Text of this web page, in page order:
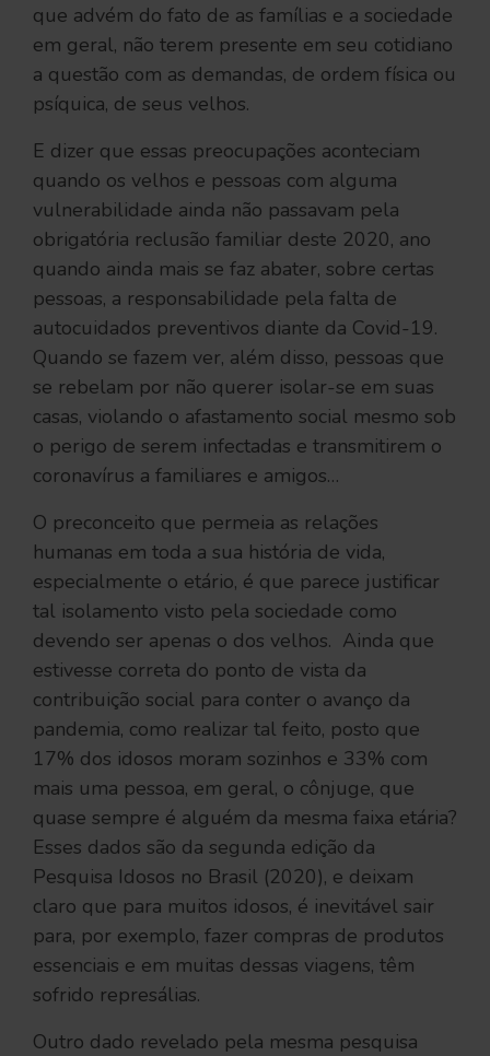
que advém do fato de as famílias e a sociedade
em geral, não terem presente em seu cotidiano
a questão com as demandas, de ordem física ou
psíquica, de seus velhos.
E dizer que essas preocupações aconteciam
quando os velhos e pessoas com alguma
vulnerabilidade ainda não passavam pela
obrigatória reclusão familiar deste 2020, ano
quando ainda mais se faz abater, sobre certas
pessoas, a responsabilidade pela falta de
autocuidados preventivos diante da Covid-19.
Quando se fazem ver, além disso, pessoas que
se rebelam por não querer isolar-se em suas
casas, violando o afastamento social mesmo sob
o perigo de serem infectadas e transmitirem o
coronavírus a familiares e amigos…
O preconceito que permeia as relações
humanas em toda a sua história de vida,
especialmente o etário, é que parece justificar
tal isolamento visto pela sociedade como
devendo ser apenas o dos velhos. Ainda que
estivesse correta do ponto de vista da
contribuição social para conter o avanço da
pandemia, como realizar tal feito, posto que
17% dos idosos moram sozinhos e 33% com
mais uma pessoa, em geral, o cônjuge, que
quase sempre é alguém da mesma faixa etária?
Esses dados são da segunda edição da
Pesquisa Idosos no Brasil (2020), e deixam
claro que para muitos idosos, é inevitável sair
para, por exemplo, fazer compras de produtos
essenciais e em muitas dessas viagens, têm
sofrido represálias.
Outro dado revelado pela mesma pesquisa